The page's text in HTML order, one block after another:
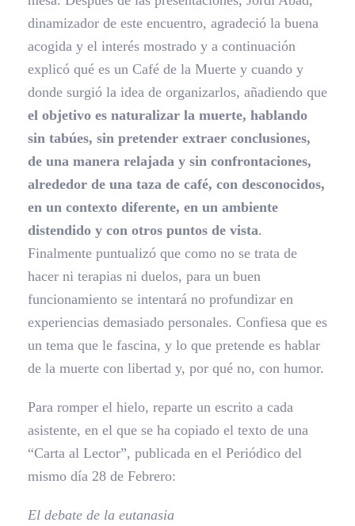
dinamizador de este encuentro, agradeció la buena
acogida y el interés mostrado y a continuación
explicó qué es un Café de la Muerte y cuando y
donde surgió la idea de organizarlos, añadiendo que
el objetivo es naturalizar la muerte, hablando
sin tabúes, sin pretender extraer conclusiones,
de una manera relajada y sin confrontaciones,
alrededor de una taza de café, con desconocidos,
en un contexto diferente, en un ambiente
distendido y con otros puntos de vista.
Finalmente puntualizó que como no se trata de
hacer ni terapias ni duelos, para un buen
funcionamiento se intentará no profundizar en
experiencias demasiado personales. Confiesa que es
un tema que le fascina, y lo que pretende es hablar
de la muerte con libertad y, por qué no, con humor.
Para romper el hielo, reparte un escrito a cada
asistente, en el que se ha copiado el texto de una
“Carta al Lector”, publicada en el Periódico del
mismo día 28 de Febrero:
El debate de la eutanasia